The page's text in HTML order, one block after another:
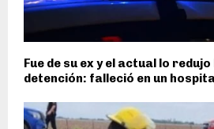
Fue de su ex y el actual lo
detención: falleció en un